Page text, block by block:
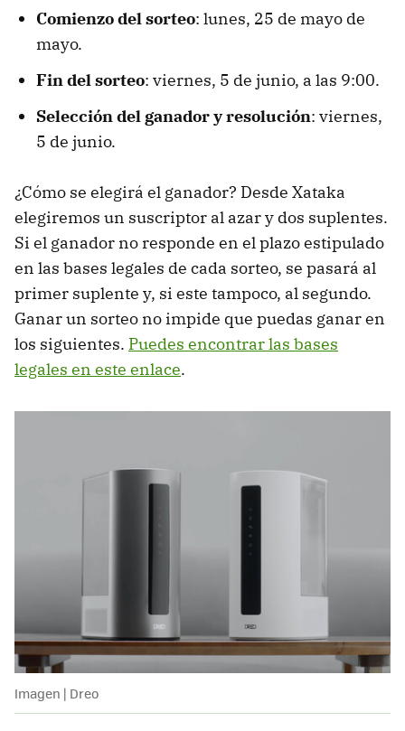
Comienzo del sorteo: lunes, 25 de mayo de
mayo.
Fin del sorteo: viernes, 5 de junio, a las 9:00.
Selección del ganador y resolución: viernes,
5 de junio.
¿Cómo se elegirá el ganador? Desde Xataka
elegiremos un suscriptor al azar y dos suplentes.
Si el ganador no responde en el plazo estipulado
en las bases legales de cada sorteo, se pasará al
primer suplente y, si este tampoco, al segundo.
Ganar un sorteo no impide que puedas ganar en
los siguientes. Puedes encontrar las bases
legales en este enlace.
Imagen | Dreo